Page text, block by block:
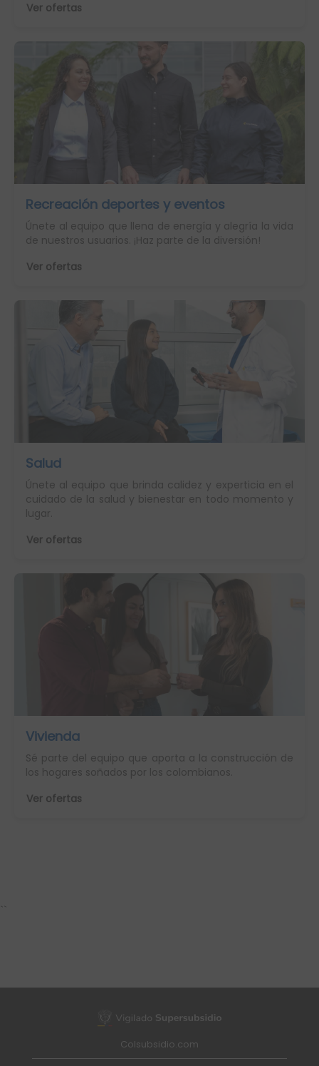
Ver ofertas
Recreación deportes y eventos
Únete al equipo que llena de energía y alegría la vida
de nuestros usuarios. ¡Haz parte de la diversión!
Ver ofertas
Salud
Únete al equipo que brinda calidez y experticia en el
cuidado de la salud y bienestar en todo momento y
lugar.
Ver ofertas
Vivienda
Sé parte del equipo que aporta a la construcción de
los hogares soñados por los colombianos.
Ver ofertas
``
Colsubsidio.com